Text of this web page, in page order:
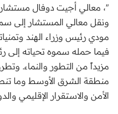
"، معالي أجيت دوفال
ونقل معالي المستشار إلى
مودي رئيس وزراء الهند
فيما حمله سموه تحياته إلى
مزيداً من التطور والنماء.
منطقة الشرق الأوسط وما
الأمن والاستقرار الإقليمي